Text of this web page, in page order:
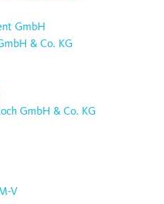
GmbH
& Co. KG
GmbH & Co. KG
V